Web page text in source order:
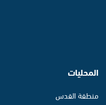
المحليات
منطقة القدس